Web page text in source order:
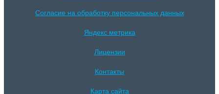
Согласие на обработку персональных данных
Яндекс метрика
Лицензии
Контакты
Карта сайта